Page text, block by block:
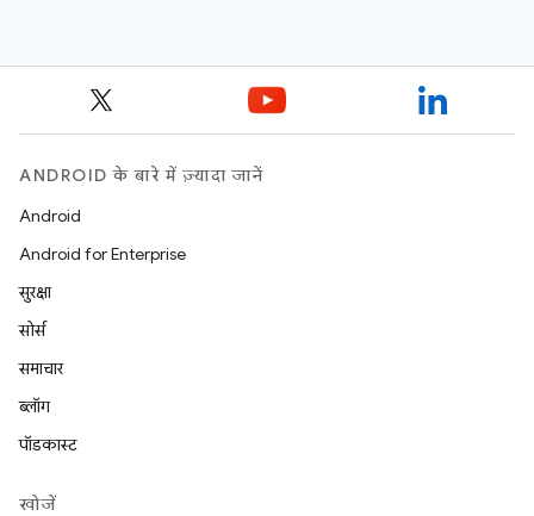
ANDROID के बारे में ज़्यादा जानें
Android
Android for Enterprise
सुरक्षा
सोर्स
समाचार
ब्लॉग
पॉडकास्ट
खोजें